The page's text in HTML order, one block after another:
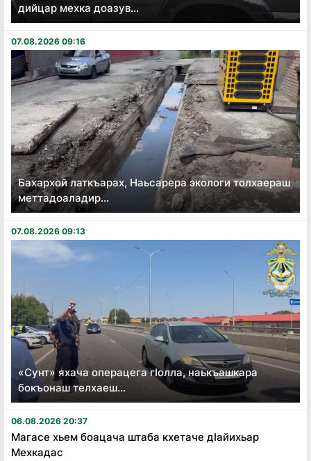
дийцар мехка доазув...
07.08.2026 09:16
Бахархой латкъарах, Наьсарера экологи толхаераш
меттадоаладир...
07.08.2026 09:13
«Сунт» яхача операцега гӏолла, наькъашкара
бокъонаш телхаеш...
06.08.2026 20:37
Магасе хьем боацача штаба кхетаче дӏайихьар
Мехкадас